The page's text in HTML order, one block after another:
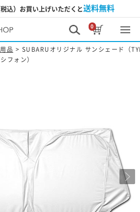
税込）お買い上げいただくと送料無料
0
品 > SUBARUオリジナル サンシェード（
フォン）